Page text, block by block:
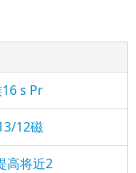
s Pr
12磁
高将近2